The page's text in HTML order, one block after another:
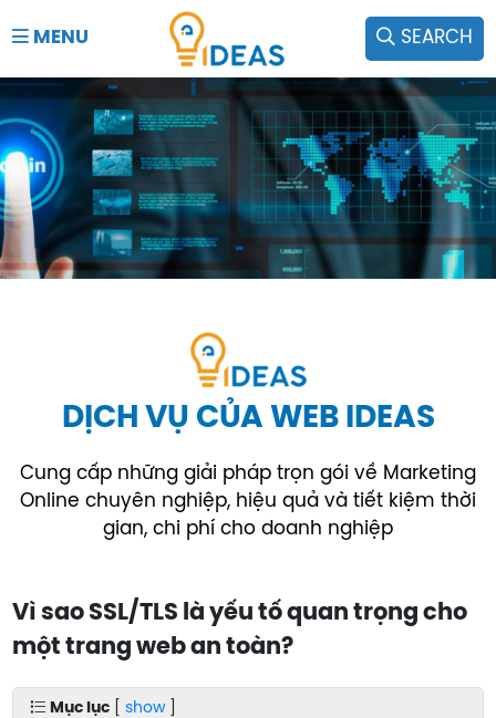
MENU SEARCH
DỊCH VỤ CỦA WEB IDEAS
Cung cấp những giải pháp trọn gói về Marketing
Online chuyên nghiệp, hiệu quả và tiết kiệm thời
gian, chi phí cho doanh nghiệp
Vì sao SSL/TLS là yếu tố quan trọng cho
một trang web an toàn?
Mục lục [show]